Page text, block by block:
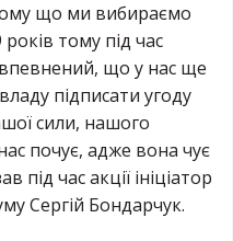
що ми вибираємо
тому під час
що у нас ще
підписати угоду
сили, нашого
почує, адже вона чує
під час акції ініціатор
Сергій Бондарчук.